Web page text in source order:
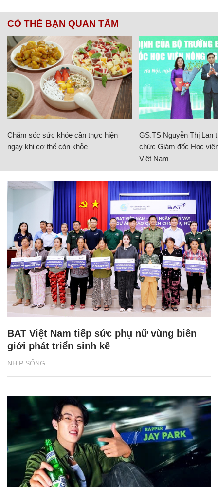
CÓ THỂ BẠN QUAN TÂM
Chăm sóc sức khỏe cần thực hiện
ngay khi cơ thể còn khỏe
GS.TS Nguyễn Thị Lan
chức Giám đốc Học
Việt Nam
NHỊP SỐNG
BAT Việt Nam tiếp sức phụ nữ vùng biên
giới phát triển sinh kế